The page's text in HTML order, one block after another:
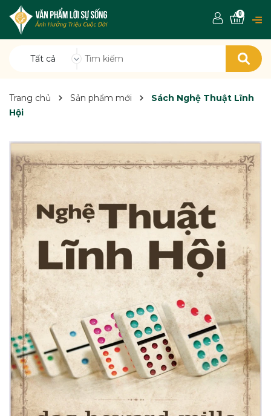
Tất cả
0
Trang chủ Sản phẩm mới
Sách Nghệ Thuật Lĩnh
Hội